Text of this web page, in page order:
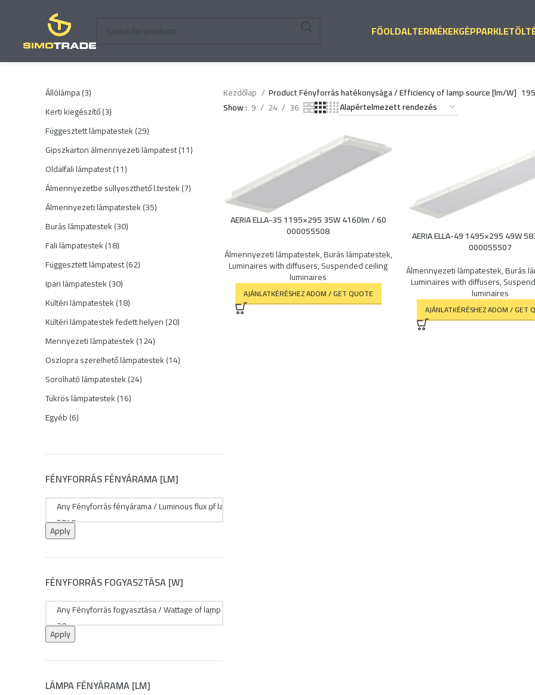
FŐOLDALTERMÉKEKGÉPPARK
Állólámpa 33
termék
Kerti kiegészítő 33
termék
Függesztett lámpatestek 2929
Gipszkarton álmennyezeti lámpatest 1111
Oldalfali lámpatest 1111
termék
Álmennyezetbe süllyeszthető l.testek 77
Álmennyezeti lámpatestek 3535
Burás lámpatestek 3030
Fali lámpatestek 1818
termék
Függesztett lámpatest 6262
Ipari lámpatestek 3030
termék
Kültéri lámpatestek 1818
termék
Kültéri lámpatestek fedett helyen 2020
Mennyezeti lámpatestek 124124
termék
Oszlopra szerelhető lámpatestek 1414
Sorolható lámpatestek 2424
Tükrös lámpatestek 1616
Egyéb 66
FÉNYFORRÁS FÉNYÁRAMA [LM]
Apply
FÉNYFORRÁS FOGYASZTÁSA [W]
Apply
LÁMPA FÉNYÁRAMA [LM]
Kezdőlap Product Fényforrás hatékonysága / Efficiency of lamp source [lm/W] 195
Show 9 24 36
AERIA ELLA-35 1195×295 35W 4160lm / 60
000055508
Álmennyezeti lámpatestek,Burás lámpatestek,
Luminaires with diffusers,Suspended ceiling
luminaires
AJÁNLATKÉRÉSHEZ ADOM / GET QUOTE
AERIA ELLA-49 1495×295 49W
000055507
Álmennyezeti lámpatestek,Burás
Luminaires with diffusers,
luminaires
AJÁNLATKÉRÉSHEZ ADOM / GET